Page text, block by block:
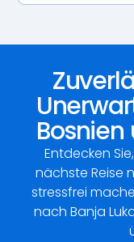
Entdecken
nächste Reise
stressfrei
nach Banja